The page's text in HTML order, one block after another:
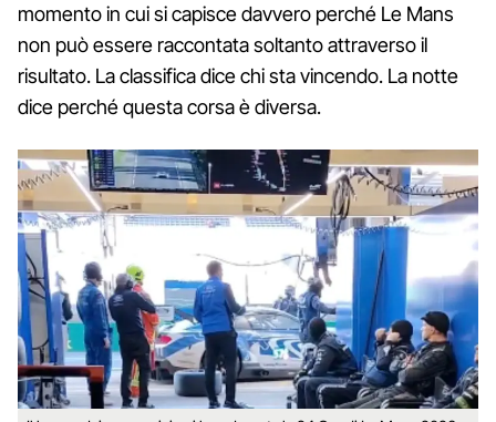
momento in cui si capisce davvero perché Le Mans
non può essere raccontata soltanto attraverso il
risultato. La classifica dice chi sta vincendo. La notte
dice perché questa corsa è diversa.